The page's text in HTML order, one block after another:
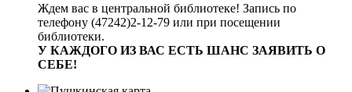
Ждем вас в центральной библиотеке! Запись по
телефону (47242)2-12-79 или при посещении
библиотеки.
У КАЖДОГО ИЗ ВАС ЕСТЬ ШАНС ЗАЯВИТЬ О
СЕБЕ!